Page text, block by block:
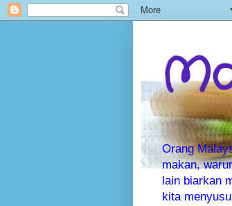
Orang
makan,
lain biarkan
kita